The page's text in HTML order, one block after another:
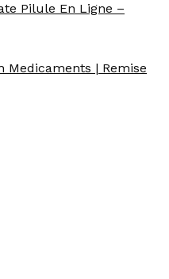
Pilule En Ligne –
Medicaments | Remise